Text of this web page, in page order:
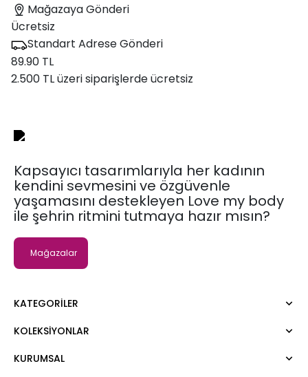
Mağazaya Gönderi
Ücretsiz
Standart Adrese Gönderi
89.90 TL
2.500 TL üzeri siparişlerde ücretsiz
Kapsayıcı tasarımlarıyla her kadının
kendini sevmesini ve özgüvenle
yaşamasını destekleyen Love my body
ile şehrin ritmini tutmaya hazır mısın?
Mağazalar
KATEGORILER
Elbise
KOLEKSIYONLAR
Moda Tutkusu
KURUMSAL